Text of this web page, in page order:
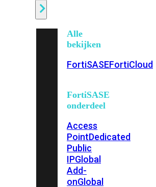
Alle
bekijken
FortiSASEFortiCloud
FortiSASE
onderdeel
Access
PointDedicated
Public
IPGlobal
Add-
onGlobal